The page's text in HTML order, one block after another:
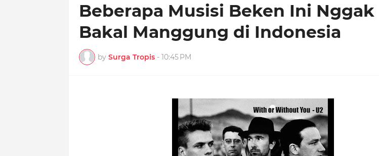
Beberapa Musisi Beken Ini Nggak
Bakal Manggung di Indonesia
by Surga Tropis - 10:45 PM